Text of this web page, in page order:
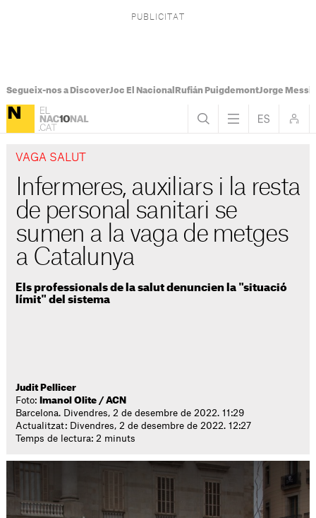
Segueix-nos a DiscoverJoc El Nacional Rufián PuigdemontJorge Messi
VAGA SALUT
Infermeres, auxiliars i la resta
de personal sanitari se
sumen a la vaga de metges
a Catalunya
Els professionals de la salut denuncien la "situació
límit" del sistema
Judit Pellicer
Foto:
Imanol Olite / ACN
Barcelona. Divendres, 2 de desembre de 2022. 11:29
Actualitzat: Divendres, 2 de desembre de 2022. 12:27
Temps de lectura: 2 minuts